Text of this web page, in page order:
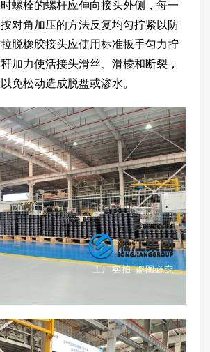
螺栓的螺杆应伸向接头外侧，每一
对角加压的方法反复均匀拧紧以防
脱橡胶接头应使用标准扳手匀力拧
加力使活接头滑丝、滑棱和断裂，
免松动造成脱盘或渗水。